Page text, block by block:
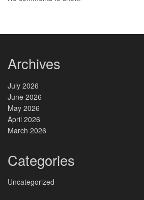
Archives
July 2026
June 2026
May 2026
April 2026
March 2026
Categories
Uncategorized